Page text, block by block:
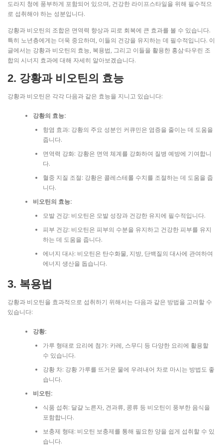
도라지 청에 풍부하게 포함되어 있으며, 건강한 라이프스타일을 위해 필수적으
로 섭취해야 하는 성분입니다.
강황과 비오틴의 조합은 면역력 향상과 피로 회복에 큰 효과를 볼 수 있습니다.
특히 노년층에게는 더욱 중요하며, 이들의 건강을 유지하는 데 필수적입니다. 이
글에서는 강황과 비오틴의 효능, 복용법, 그리고 이들을 활용한 홍삼·타우린 조
합의 시너지 효과에 대해 자세히 알아보겠습니다.
2. 강황과 비오틴의 효능
강황과 비오틴은 각각 다음과 같은 효능을 지니고 있습니다:
강황의 효능:
항염 효과: 강황의 주요 성분인 커큐민은 염증을 줄이는 데 도움을
줍니다.
면역력 강화: 강황은 면역 체계를 강화하여 질병 예방에 기여합니
다.
혈중 지질 조절: 강황은 콜레스테롤 수치를 조절하는 데 도움을 줍
니다.
비오틴의 효능:
모발 건강: 비오틴은 모발 성장과 건강한 유지에 필수적입니다.
피부 건강: 비오틴은 피부의 수분을 유지하고 건강한 피부를 유지
하는 데 도움을 줍니다.
에너지 대사: 비오틴은 탄수화물, 지방, 단백질의 대사에 관여하여
에너지 생산을 돕습니다.
3. 복용법
강황과 비오틴을 효과적으로 섭취하기 위해서는 다음과 같은 방법을 고려할 수
있습니다:
강황:
가루 형태로 요리에 첨가: 카레, 스무디 등 다양한 요리에 활용할
수 있습니다.
강황 차: 강황 가루를 뜨거운 물에 우려내어 차로 마시는 방법도 좋
습니다.
비오틴:
식품 섭취: 달걀 노른자, 견과류, 콩류 등 비오틴이 풍부한 음식을
포함합니다.
보충제 형태: 비오틴 보충제를 통해 필요한 양을 쉽게 섭취할 수 있
습니다.